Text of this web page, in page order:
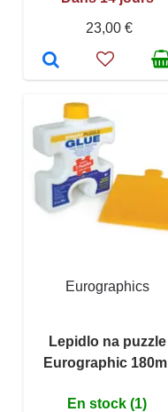
23,00 €
Eurographics
Lepidlo na puzzle
Eurographic 180ml
En stock (1)